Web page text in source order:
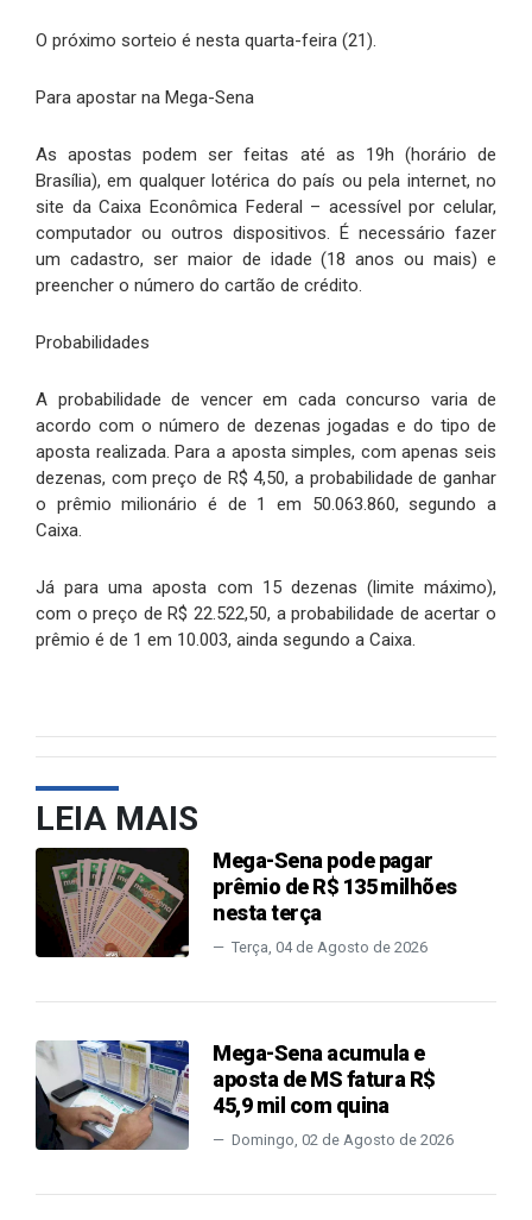
O próximo sorteio é nesta quarta-feira (21).
Para apostar na Mega-Sena
As apostas podem ser feitas até as 19h (horário de
Brasília), em qualquer lotérica do país ou pela internet, no
site da Caixa Econômica Federal – acessível por celular,
computador ou outros dispositivos. É necessário fazer
um cadastro, ser maior de idade (18 anos ou mais) e
preencher o número do cartão de crédito.
Probabilidades
A probabilidade de vencer em cada concurso varia de
acordo com o número de dezenas jogadas e do tipo de
aposta realizada. Para a aposta simples, com apenas seis
dezenas, com preço de R$ 4,50, a probabilidade de ganhar
o prêmio milionário é de 1 em 50.063.860, segundo a
Caixa.
Já para uma aposta com 15 dezenas (limite máximo),
com o preço de R$ 22.522,50, a probabilidade de acertar o
prêmio é de 1 em 10.003, ainda segundo a Caixa.
LEIA MAIS
Mega-Sena pode pagar
prêmio de R$ 135 milhões
nesta terça
Terça, 04 de Agosto de 2026
Mega-Sena acumula e
aposta de MS fatura R$
45,9 mil com quina
Domingo, 02 de Agosto de 2026